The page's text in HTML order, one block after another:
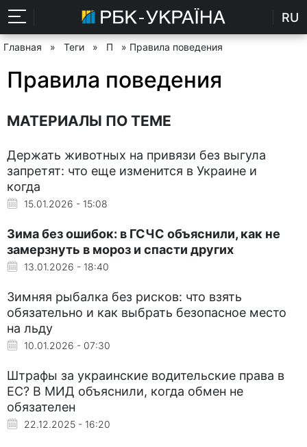
RU
Главная » Теги » П » Правила поведения
Правила поведения
МАТЕРИАЛЫ ПО ТЕМЕ
Держать животных на привязи без выгула
запретят: что еще изменится в Украине и
когда
15.01.2026 - 15:08
Зима без ошибок: в ГСЧС объяснили, как не
замерзнуть в мороз и спасти других
13.01.2026 - 18:40
Зимняя рыбалка без рисков: что взять
обязательно и как выбрать безопасное место
на льду
10.01.2026 - 07:30
Штрафы за украинские водительские права в
ЕС? В МИД объяснили, когда обмен не
обязателен
22.12.2025 - 16:20